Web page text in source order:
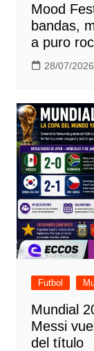
Mood
bandas,
a puro
28/07/2026
Futbol
Mundial
Messi
del título